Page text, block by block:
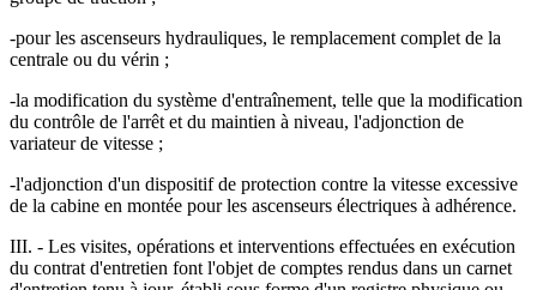
-pour les ascenseurs hydrauliques, le remplacement complet de la
centrale ou du vérin ;
-la modification du système d'entraînement, telle que la modification
du contrôle de l'arrêt et du maintien à niveau, l'adjonction de
variateur de vitesse ;
-l'adjonction d'un dispositif de protection contre la vitesse excessive
de la cabine en montée pour les ascenseurs électriques à adhérence.
III. - Les visites, opérations et interventions effectuées en exécution
du contrat d'entretien font l'objet de comptes rendus dans un carnet